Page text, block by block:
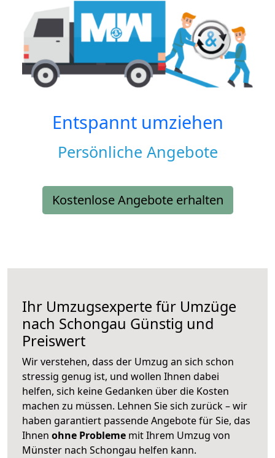
Entspannt umziehen
Persönliche Angebote
Kostenlose Angebote erhalten
Ihr Umzugsexperte für Umzüge
nach Schongau Günstig und
Preiswert
Wir verstehen, dass der Umzug an sich schon
stressig genug ist, und wollen Ihnen dabei
helfen, sich keine Gedanken über die Kosten
machen zu müssen. Lehnen Sie sich zurück – wir
haben garantiert passende Angebote für Sie, das
Ihnen ohne Probleme mit Ihrem Umzug von
Münster nach Schongau helfen kann.